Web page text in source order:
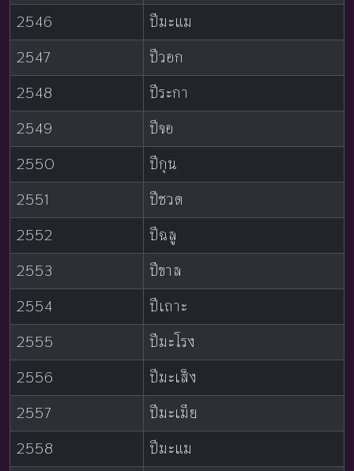
2546
ปีมะแม
2547
ปีวอก
2548
ปีระกา
2549
ปีจอ
2550
ปีกุน
2551
ปีชวด
2552
ปีฉลู
2553
ปีขาล
2554
ปีเถาะ
2555
ปีมะโรง
2556
ปีมะเส็ง
2557
ปีมะเมีย
2558
ปีมะแม